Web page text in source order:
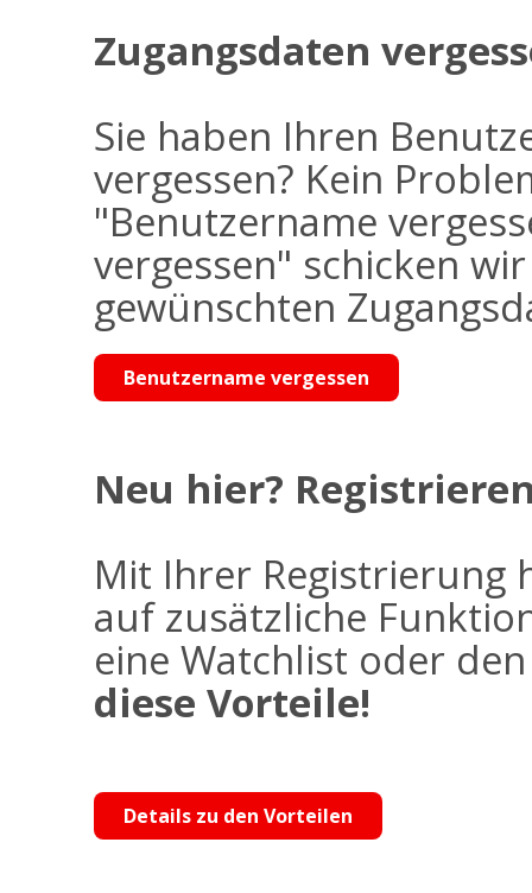
Zugangsdaten
Sie haben Ihren
vergessen? Kein
"Benutzername
vergessen" schicken
gewünschten
Benutzername vergessen
Neu hier?
Mit Ihrer Registrierung
auf zusätzliche
eine Watchlist oder
diese Vorteile!
Details zu den Vorteilen